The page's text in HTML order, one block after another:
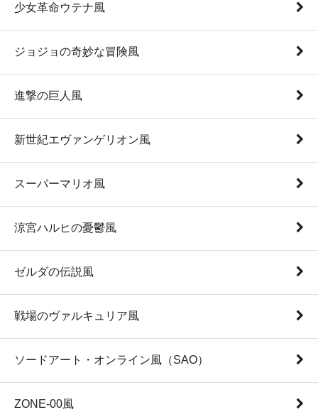
少女革命ウテナ風
ジョジョの奇妙な冒険風
進撃の巨人風
新世紀エヴァンゲリオン風
スーパーマリオ風
涼宮ハルヒの憂鬱風
ゼルダの伝説風
戦場のヴァルキュリア風
ソードアート・オンライン風（SAO）
ZONE-00風